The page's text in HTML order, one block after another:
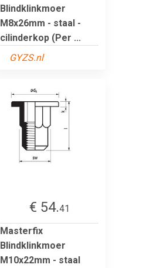
Blindklinkmoer
M8x26mm - staal -
cilinderkop (Per ...
GYZS.nl
€ 54.41
Masterfix
Blindklinkmoer
M10x22mm - staal